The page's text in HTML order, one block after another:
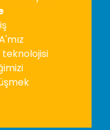
teknolojisi